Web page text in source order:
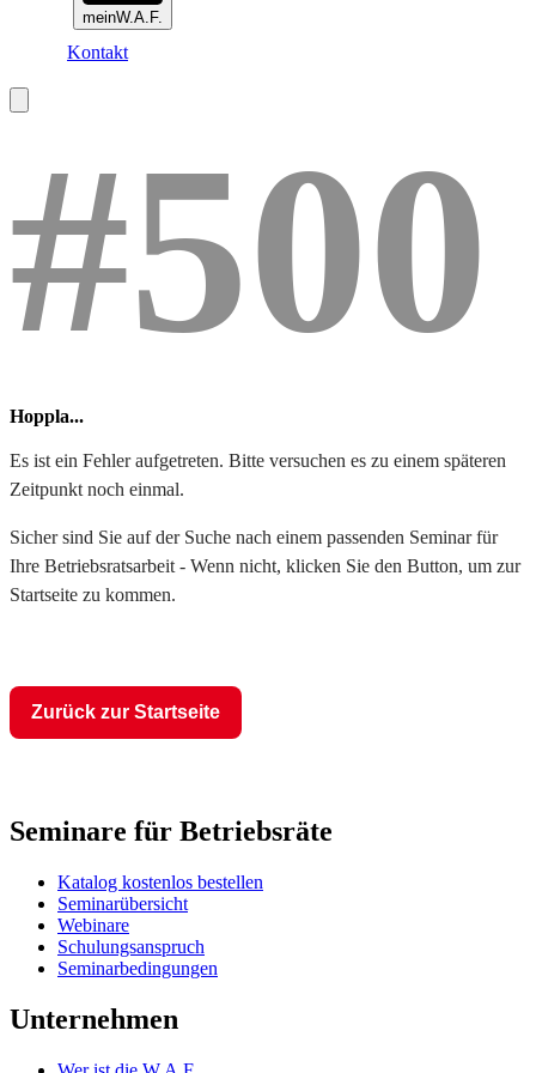
meinW.A.F.
Kontakt
#500
Hoppla...
Es ist ein Fehler aufgetreten. Bitte versuchen es zu einem späteren
Zeitpunkt noch einmal.
Sicher sind Sie auf der Suche nach einem passenden Seminar für
Ihre Betriebsratsarbeit - Wenn nicht, klicken Sie den Button, um zur
Startseite zu kommen.
Zurück zur Startseite
Seminare für Betriebsräte
Katalog kostenlos bestellen
Seminarübersicht
Webinare
Schulungsanspruch
Seminarbedingungen
Unternehmen